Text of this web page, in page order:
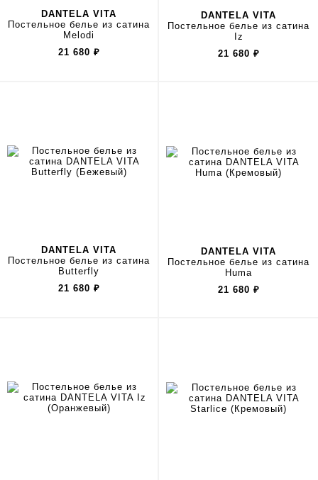
DANTELA VITA
Постельное белье из сатина
Melodi
21 680 ₽
DANTELA VITA
Постельное белье из сатина
Iz
21 680 ₽
DANTELA VITA
Постельное белье из сатина
Butterfly
21 680 ₽
DANTELA VITA
Постельное белье из сатина
Huma
21 680 ₽